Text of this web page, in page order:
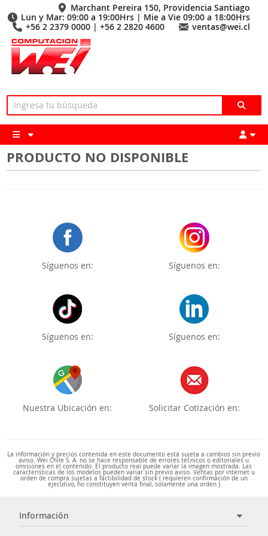
Marchant Pereira 150, Providencia Santiago
Lun y Mar: 09:00 a 19:00Hrs | Mie a Vie 09:00 a 18:00Hrs
+56 2 2379 0000 | +56 2 2820 4600
ventas@wei.cl
PRODUCTO NO DISPONIBLE
Síguenos en: Síguenos en:
Síguenos en: Síguenos en:
Nuestra Ubicación en: Solicitar Cotización en:
La información y precios contenida en este documento está sujeta a cambios sin previo
aviso. Wei Chile S. A. no se hace responsable de errores técnicos o editoriales u
omisiones en el contenido. El producto real puede variar la imagen mostrada. Las
características de los modelos pueden variar sin previo aviso. Ventas por internet u
orden de compra sujetas a factibilidad de stock ( requieren confirmación de un
ejecutivo, no constituyen venta final, solamente una orden )
Información